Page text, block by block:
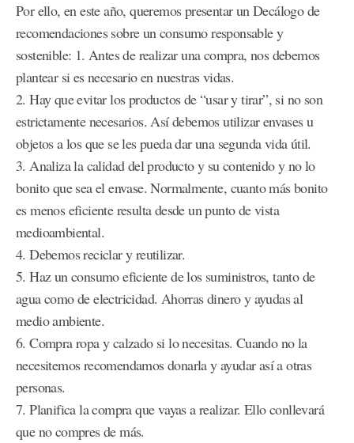
Por ello, en este año, queremos presentar un Decálogo de
recomendaciones sobre un consumo responsable y
sostenible: 1. Antes de realizar una compra, nos debemos
plantear si es necesario en nuestras vidas.
2. Hay que evitar los productos de “usar y tirar”, si no son
estrictamente necesarios. Así debemos utilizar envases u
objetos a los que se les pueda dar una segunda vida útil.
3. Analiza la calidad del producto y su contenido y no lo
bonito que sea el envase. Normalmente, cuanto más bonito
es menos eficiente resulta desde un punto de vista
medioambiental.
4. Debemos reciclar y reutilizar.
5. Haz un consumo eficiente de los suministros, tanto de
agua como de electricidad. Ahorras dinero y ayudas al
medio ambiente.
6. Compra ropa y calzado si lo necesitas. Cuando no la
necesitemos recomendamos donarla y ayudar así a otras
personas.
7. Planifica la compra que vayas a realizar. Ello conllevará
que no compres de más.